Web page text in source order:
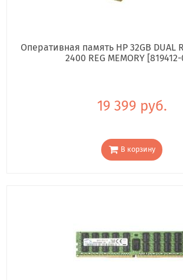
Оперативная память HP 32GB DUAL
2400 REG MEMORY
19 399 руб.
В корзину